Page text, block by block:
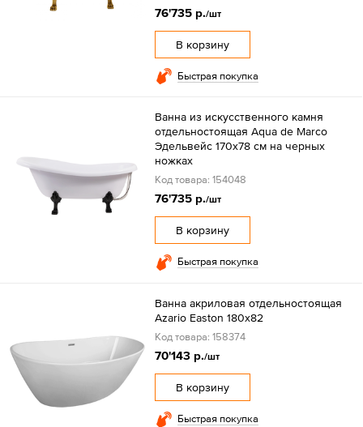
76'735 р./шт
В корзину
Быстрая покупка
Ванна из искусственного камня
отдельностоящая Aqua de Marco
Эдельвейс 170х78 см на черных
ножках
Код товара: 154048
76'735 р./шт
В корзину
Быстрая покупка
Ванна акриловая отдельностоящая
Azario Easton 180x82
Код товара: 158374
70'143 р./шт
В корзину
Быстрая покупка